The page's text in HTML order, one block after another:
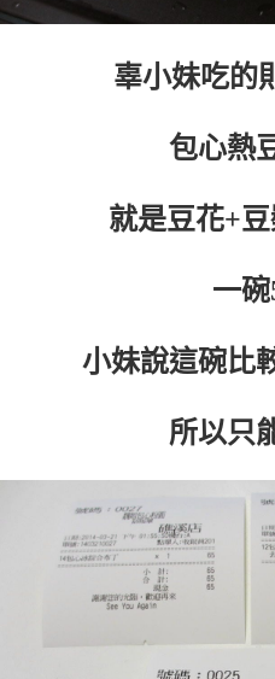
辜小妹吃的
包心熱
就是豆花+
一
小妹說這碗比
所以只